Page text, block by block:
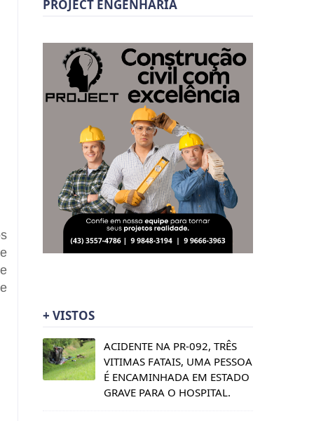
PROJECT ENGENHARIA
+ VISTOS
ACIDENTE NA PR-092, TRÊS
VITIMAS FATAIS, UMA PESSOA
É ENCAMINHADA EM ESTADO
GRAVE PARA O HOSPITAL.